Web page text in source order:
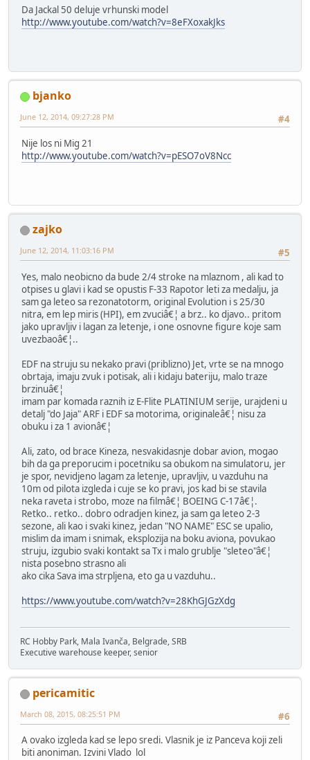
Da Jackal 50 deluje vrhunski model
http://www.youtube.com/watch?v=8eFXoxakJks
bjanko
#4
June 12, 2014, 09:27:28 PM
Nije los ni Mig 21
http://www.youtube.com/watch?v=pESO7oV8Ncc
zajko
#5
June 12, 2014, 11:03:16 PM
Yes, malo neobicno da bude 2/4 stroke na mlaznom , ali kad to
otpises u glavi i kad se opustis F-33 Rapotor leti za medalju, ja
sam ga leteo sa rezonatotorm, original Evolution i s 25/30
nitra, em lep miris (HPI), em zvuciâ€¦ a brz.. ko djavo.. pritom
jako upravljiv i lagan za letenje, i one osnovne figure koje sam
uvezbaoâ€¦..
EDF na struju su nekako pravi (priblizno) Jet, vrte se na mnogo
obrtaja, imaju zvuk i potisak, ali i kidaju bateriju, malo traze
brzinuâ€¦
imam par komada raznih iz E-Flite PLATINIUM serije, urajdeni u
detalj "do Jaja" ARF i EDF sa motorima, originaleâ€¦ nisu za
obuku i za 1 avionâ€¦
Ali, zato, od brace Kineza, nesvakidasnje dobar avion, mogao
bih da ga preporucim i pocetniku sa obukom na simulatoru, jer
je spor, nevidjeno lagam za letenje, upravljiv, u vazduhu na
10m od pilota izgleda i cuje se ko pravi, jos kad bi se stavila
neka raveta i strobo, moze na filmâ€¦ BOEING C-17â€¦.
Retko.. retko.. dobro odradjen kinez, ja sam ga leteo 2-3
sezone, ali kao i svaki kinez, jedan "NO NAME" ESC se upalio,
mislim da imam i snimak, eksplozija na boku aviona, povukao
struju, izgubio svaki kontakt sa Tx i malo grublje "sleteo"â€¦
nista posebno strasno ali
ako cika Sava ima strpljena, eto ga u vazduhu..
https://www.youtube.com/watch?v=28KhGJGzXdg
RC Hobby Park, Mala Ivanča, Belgrade, SRB
Executive warehouse keeper, senior
pericamitic
#6
March 08, 2015, 08:25:51 PM
A ovako izgleda kad se lepo sredi. Vlasnik je iz Panceva koji zeli
biti anoniman. Izvini Vlado lol